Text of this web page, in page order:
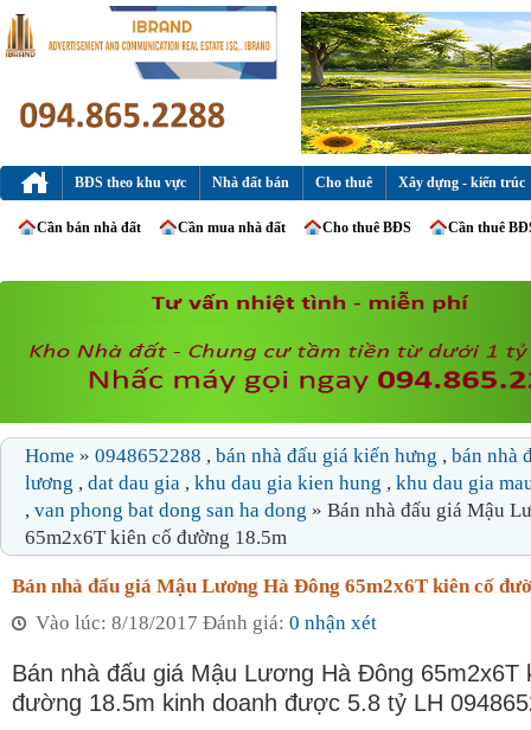
BĐS theo khu vực Nhà đất bán Cho thuê Xây dựng - kiến trúc
Cần bán nhà đất Cần mua nhà đất Cho thuê BĐS Cần thuê
Home » 0948652288 , bán nhà đấu giá kiến hưng , bán nhà
lương , dat dau gia , khu dau gia kien hung , khu dau gia
, van phong bat dong san ha dong » Bán nhà đấu giá Mậu
65m2x6T kiên cố đường 18.5m
Bán nhà đấu giá Mậu Lương Hà Đông 65m2x6T kiên cố
Vào lúc: 8/18/2017 Đánh giá: 0 nhận xét
Bán nhà đấu giá Mậu Lương Hà Đông 65m2x6T
đường 18.5m kinh doanh được 5.8 tỷ LH